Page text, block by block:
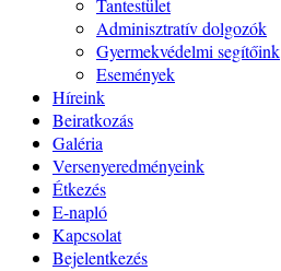
Tantestület
Adminisztratív dolgozók
Gyermekvédelmi segítőink
Események
Híreink
Beiratkozás
Galéria
Versenyeredményeink
Étkezés
E-napló
Kapcsolat
Bejelentkezés